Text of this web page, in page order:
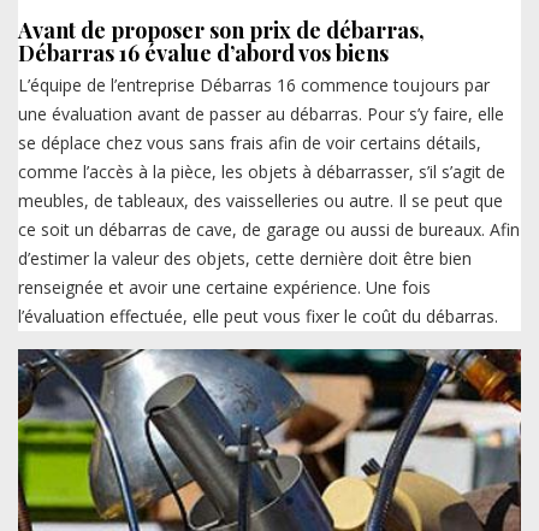
Avant de proposer son prix de débarras,
Débarras 16 évalue d’abord vos biens
L’équipe de l’entreprise Débarras 16 commence toujours par
une évaluation avant de passer au débarras. Pour s’y faire, elle
se déplace chez vous sans frais afin de voir certains détails,
comme l’accès à la pièce, les objets à débarrasser, s’il s’agit de
meubles, de tableaux, des vaisselleries ou autre. Il se peut que
ce soit un débarras de cave, de garage ou aussi de bureaux. Afin
d’estimer la valeur des objets, cette dernière doit être bien
renseignée et avoir une certaine expérience. Une fois
l’évaluation effectuée, elle peut vous fixer le coût du débarras.